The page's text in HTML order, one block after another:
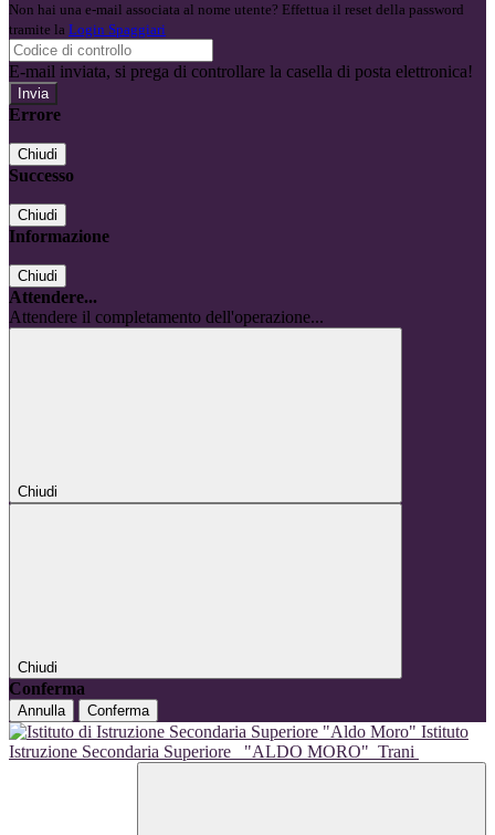
Non hai una e-mail associata al nome utente? Effettua il reset della password
tramite la Login Spaggiari
E-mail inviata, si prega di controllare la casella di posta elettronica!
Errore
Chiudi
Successo
Chiudi
Informazione
Chiudi
Attendere...
Attendere il completamento dell'operazione...
Chiudi
Chiudi
Conferma
Annulla Conferma
Istituto
Istruzione Secondaria Superiore
"ALDO MORO" Trani